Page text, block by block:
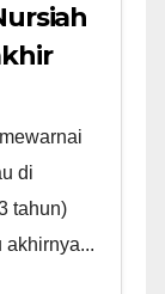
di
tahun)
akhirnya...